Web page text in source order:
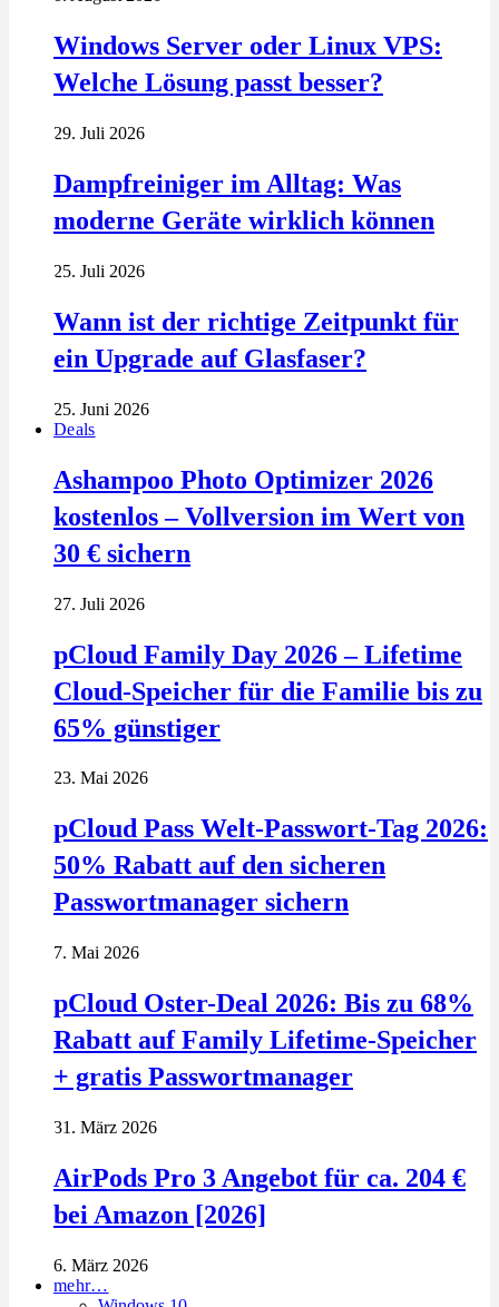
Windows Server oder Linux VPS:
Welche Lösung passt besser?
29. Juli 2026
Dampfreiniger im Alltag: Was
moderne Geräte wirklich können
25. Juli 2026
Wann ist der richtige Zeitpunkt für
ein Upgrade auf Glasfaser?
25. Juni 2026
Deals
Ashampoo Photo Optimizer 2026
kostenlos – Vollversion im Wert von
30 € sichern
27. Juli 2026
pCloud Family Day 2026 – Lifetime
Cloud-Speicher für die Familie bis zu
65% günstiger
23. Mai 2026
pCloud Pass Welt-Passwort-Tag 2026:
50% Rabatt auf den sicheren
Passwortmanager sichern
7. Mai 2026
pCloud Oster-Deal 2026: Bis zu 68%
Rabatt auf Family Lifetime-Speicher
+ gratis Passwortmanager
31. März 2026
AirPods Pro 3 Angebot für ca. 204 €
bei Amazon [2026]
6. März 2026
mehr…